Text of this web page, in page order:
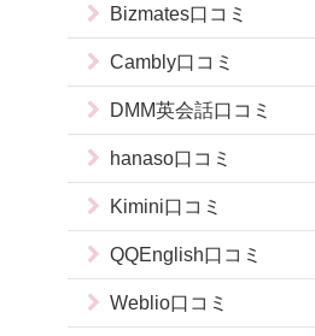
Bizmates口コミ
Cambly口コミ
DMM英会話口コミ
hanaso口コミ
Kimini口コミ
QQEnglish口コミ
Weblio口コミ